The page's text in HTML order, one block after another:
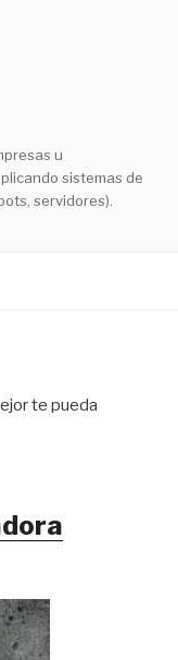
u
sistemas de
servidores).
te pueda